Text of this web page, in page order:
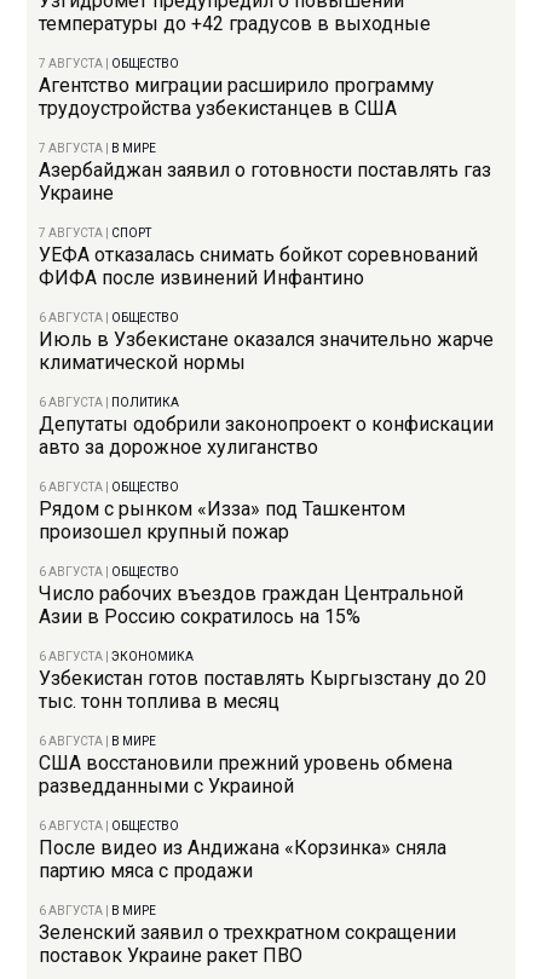
температуры до +42 градусов в выходные
7 АВГУСТА ОБЩЕСТВО
Агентство миграции расширило программу
трудоустройства узбекистанцев в США
7 АВГУСТА В МИРЕ
Азербайджан заявил о готовности поставлять газ
Украине
7 АВГУСТА СПОРТ
УЕФА отказалась снимать бойкот соревнований
ФИФА после извинений Инфантино
6 АВГУСТА ОБЩЕСТВО
Июль в Узбекистане оказался значительно жарче
климатической нормы
6 АВГУСТА ПОЛИТИКА
Депутаты одобрили законопроект о конфискации
авто за дорожное хулиганство
6 АВГУСТА ОБЩЕСТВО
Рядом с рынком «Изза» под Ташкентом
произошел крупный пожар
6 АВГУСТА ОБЩЕСТВО
Число рабочих въездов граждан Центральной
Азии в Россию сократилось на 15%
6 АВГУСТА |ЭКОНОМИКА
Узбекистан готов поставлять Кыргызстану до 20
тыс. тонн топлива в месяц
6 АВГУСТА В МИРЕ
США восстановили прежний уровень обмена
разведданными с Украиной
6 АВГУСТА ОБЩЕСТВО
После видео из Андижана «Корзинка» сняла
партию мяса с продажи
6 АВГУСТА В МИРЕ
Зеленский заявил о трехкратном сокращении
поставок Украине ракет ПВО